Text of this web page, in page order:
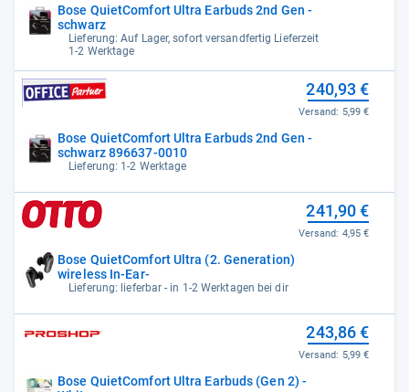
Bose QuietComfort Ultra Earbuds 2nd Gen -
schwarz
Lieferung: Auf Lager, sofort versandfertig Lieferzeit
1-2 Werktage
Bose QuietComfort Ultra Earbuds 2nd Gen -
schwarz 896637-0010
Lieferung: 1-2 Werktage
240,93 €
Versand: 5,99 €
Bose QuietComfort Ultra (2. Generation)
wireless In-Ear-
Lieferung: lieferbar - in 1-2 Werktagen bei dir
241,90 €
Versand: 4,95 €
Bose QuietComfort Ultra Earbuds (Gen 2) -
243,86 €
Versand: 5,99 €